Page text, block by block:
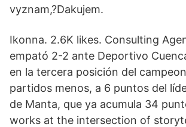
vyznam,?Dakujem.
Ikonna. 2.6K likes. Consulting
empató 2-2 ante Deportivo
en la tercera posición del
partidos menos, a 6 puntos del
de Manta, que ya acumula 34
works at the intersection of